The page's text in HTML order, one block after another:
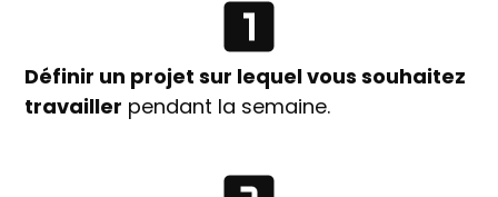
Définir un projet sur lequel vous souhaitez
travailler pendant la semaine.